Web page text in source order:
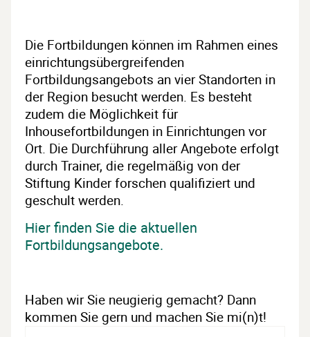
Die Fortbildungen können im Rahmen eines
einrichtungsübergreifenden
Fortbildungsangebots an vier Standorten in
der Region besucht werden. Es besteht
zudem die Möglichkeit für
Inhousefortbildungen in Einrichtungen vor
Ort. Die Durchführung aller Angebote erfolgt
durch Trainer, die regelmäßig von der
Stiftung Kinder forschen qualifiziert und
geschult werden.
Hier finden Sie die aktuellen
Fortbildungsangebote.
Haben wir Sie neugierig gemacht? Dann
kommen Sie gern und machen Sie mi(n)t!